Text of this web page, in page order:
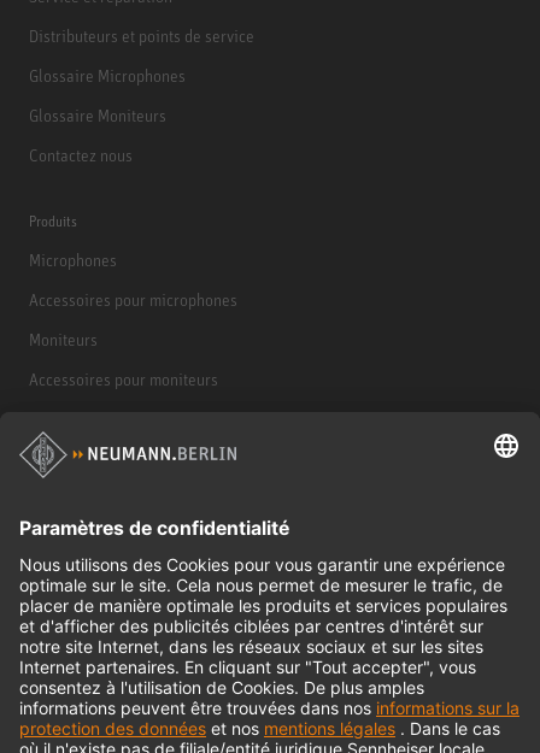
Distributeurs et points de service
Glossaire Microphones
Glossaire Moniteurs
Contactez nous
Produits
Microphones
Accessoires pour microphones
Moniteurs
Accessoires pour moniteurs
Produits historiques